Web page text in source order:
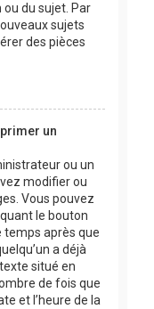
ou du sujet. Par
sujets
des pièces
un
ou un
modifier ou
Vous pouvez
le bouton
temps après que
a déjà
situé en
de fois que
et l’heure de la